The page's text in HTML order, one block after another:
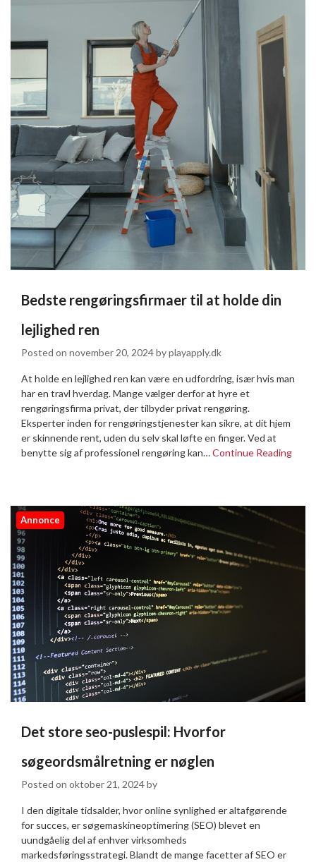
Bedste rengøringsfirmaer til at holde din
lejlighed ren
Posted on november 20, 2024byplayapply.dk
At holde en lejlighed ren kan være en udfordring, især hvis man
har en travl hverdag. Mange vælger derfor at hyre et
rengøringsfirma privat, der tilbyder privat rengøring.
Eksperter inden for rengøringstjenester kan sikre, at dit hjem
er skinnende rent, uden du selv skal løfte en finger. Ved at
benytte sig af professionel rengøring kan…Continue Reading
Annonce
Det store seo-puslespil: Hvorfor
søgeordsmålretning er nøglen
Posted on oktober 21, 2024by
I den digitale tidsalder, hvor online synlighed er altafgørende
for succes, er søgemaskineoptimering (SEO) blevet en
uundgåelig del af enhver virksomheds
markedsføringsstrategi. Blandt de mange facetter af SEO er